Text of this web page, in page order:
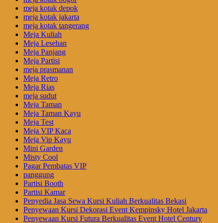
meja kotak depok
meja kotak jakarta
meja kotak tangerang
Meja Kuliah
Meja Lesehan
Meja Panjang
Meja Partisi
meja prasmanan
Meja Retro
Meja Rias
meja sudut
Meja Taman
Meja Taman Kayu
Meja Test
Meja VIP Kaca
Meja Vip Kayu
Mini Garden
Misty Cool
Pagar Pembatas VIP
panggung
Partisi Booth
Partisi Kamar
Penyedia Jasa Sewa Kursi Kuliah Berkualitas Bekasi
Penyewaan Kursi Dekorasi Event Kempinsky Hotel Jakarta
Penyewaan Kursi Futura Berkualitas Event Hotel Century